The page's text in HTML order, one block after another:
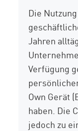
Die
Jahren
Verfügung
Own Gerät
haben. Die
jedoch zu